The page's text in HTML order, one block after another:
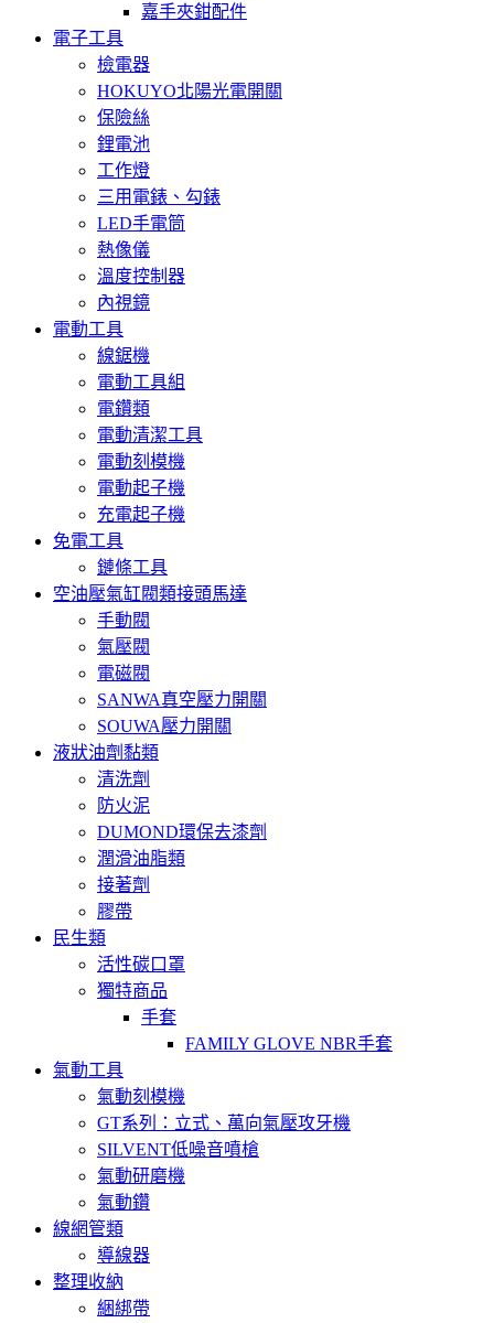
嘉手夾鉗配件
電子工具
檢電器
HOKUYO北陽光電開關
保險絲
鋰電池
工作燈
三用電錶、勾錶
LED手電筒
熱像儀
溫度控制器
內視鏡
電動工具
線鋸機
電動工具組
電鑽類
電動清潔工具
電動刻模機
電動起子機
充電起子機
免電工具
鏈條工具
空油壓氣缸閥類接頭馬達
手動閥
氣壓閥
電磁閥
SANWA真空壓力開關
SOUWA壓力開關
液狀油劑黏類
清洗劑
防火泥
DUMOND環保去漆劑
潤滑油脂類
接著劑
膠帶
民生類
活性碳口罩
獨特商品
手套
FAMILY GLOVE NBR手套
氣動工具
氣動刻模機
GT系列：立式、萬向氣壓攻牙機
SILVENT低噪音噴槍
氣動研磨機
氣動鑽
線網管類
導線器
整理收納
綑綁帶